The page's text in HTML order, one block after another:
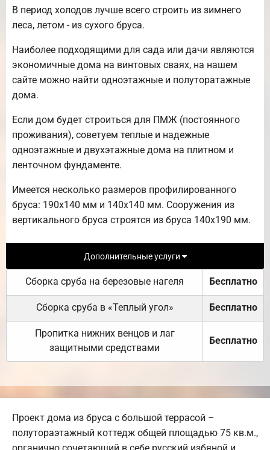
В период холодов лучше всего строить из зимнего
леса, летом - из сухого бруса.
Наиболее подходящими для сада или дачи являются
экономичные дома на винтовых сваях, на нашем
сайте можно найти одноэтажные и полуторатажные
дома.
Если дом будет строиться для ПМЖ (постоянного
проживания), советуем теплые и надежные
одноэтажные и двухэтажные дома на плитном и
ленточном фундаменте.
Имеется несколько размеров профилированного
бруса: 190х140 мм и 140х140 мм. Сооружения из
вертикального бруса строятся из бруса 140х190 мм.
Дополнительные услуги
Сборка сруба на березовые нагеля Бесплатно
Сборка сруба в «Теплый угол» Бесплатно
Пропитка нижних венцов и лаг
защитными средствами
Бесплатно
Проект дома из бруса с большой террасой –
полутораэтажный коттедж общей площадью 75 кв.м.,